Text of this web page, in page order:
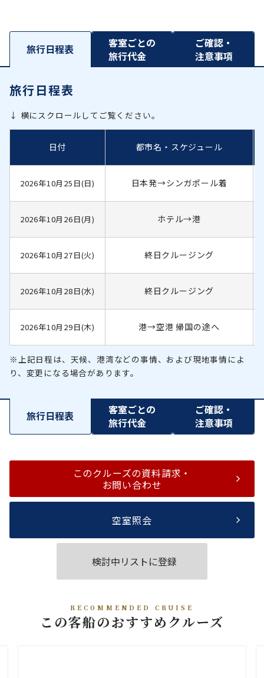
旅行日程表
客室ごとの
旅行代金
ご確認・
注意事項
旅行日程表
↓ 横にスクロールしてご覧ください。
日付 都市名・スケジュール
2026年10月25日(日) 日本発→シンガポール着
2026年10月26日(月) ホテル→港
2026年10月27日(火) 終日クルージング
2026年10月28日(水) 終日クルージング
2026年10月29日(木) 港→空港 帰国の途へ
※上記日程は、天候、港湾などの事情、および現地事情によ
り、変更になる場合があります。
旅行日程表
客室ごとの
旅行代金
ご確認・
注意事項
このクルーズの資料請求・
お問い合わせ
空室照会
検討中リストに登録
RECOMMENDED CRUISE
この客船のおすすめクルーズ